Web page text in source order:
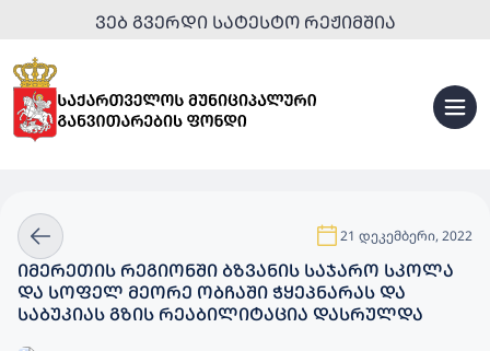
ᲕᲔᲑ ᲒᲕᲔᲠᲓᲘ ᲡᲐᲢᲔᲡᲢᲝ ᲠᲔᲟᲘᲛᲨᲘᲐ
21 დეკემბერი, 2022
ᲘᲛᲔᲠᲔᲗᲘᲡ ᲠᲔᲒᲘᲝᲜᲨᲘ ᲑᲖᲕᲐᲜᲘᲡ ᲡᲐᲯᲐᲠᲝ ᲡᲙᲝᲚᲐ
ᲓᲐ ᲡᲝᲤᲔᲚ ᲛᲔᲝᲠᲔ ᲝᲑᲩᲐᲨᲘ ᲭᲧᲔᲞᲜᲐᲠᲐᲡ ᲓᲐ
ᲡᲐᲑᲣᲙᲘᲐᲡ ᲒᲖᲘᲡ ᲠᲔᲐᲑᲘᲚᲘᲢᲐᲪᲘᲐ ᲓᲐᲡᲠᲣᲚᲓᲐ